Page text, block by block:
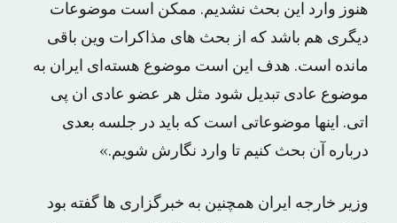
هنوز وارد این بحث نشدیم. ممکن است موضوعات
دیگری هم باشد که از بحث های مذاکرات وین باقی
مانده است. هدف این است موضوع هسته‌ای ایران به
موضوع عادی تبدیل شود مثل هر عضو عادی ان پی
اتی. اینها موضوعاتی است که باید در جلسه بعدی
درباره آن بحث کنیم تا وارد نگارش شویم.»
وزیر خارجه ایران همچنین به خبرگزاری ها گفته بود